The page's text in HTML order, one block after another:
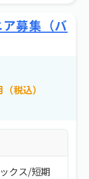
募集（バ
税込）
クス/短期